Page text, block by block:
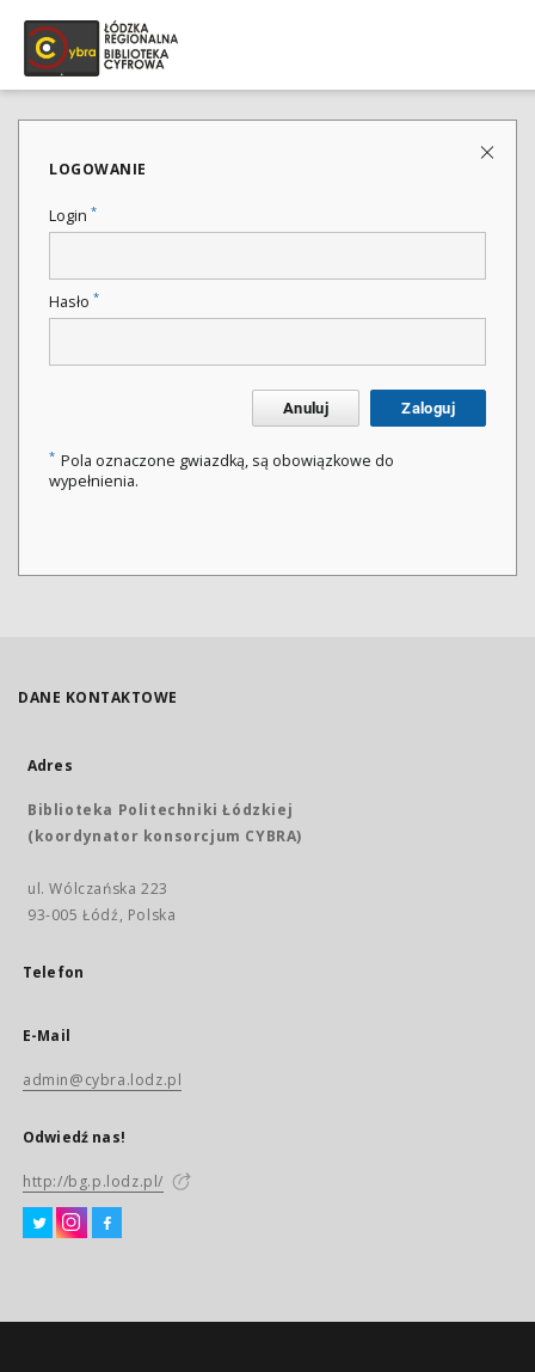
LOGOWANIE
Login *
Hasło *
Anuluj Zaloguj
* Pola oznaczone gwiazdką, są obowiązkowe do
wypełnienia.
DANE KONTAKTOWE
Adres
Biblioteka Politechniki Łódzkiej
(koordynator konsorcjum CYBRA)
ul. Wólczańska 223
93-005 Łódź, Polska
Telefon
E-Mail
admin@cybra.lodz.pl
Odwiedź nas!
http://bg.p.lodz.pl/